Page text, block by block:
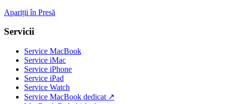
Apariții în Presă
Servicii
Service MacBook
Service iMac
Service iPhone
Service iPad
Service Watch
Service MacBook dedicat ↗